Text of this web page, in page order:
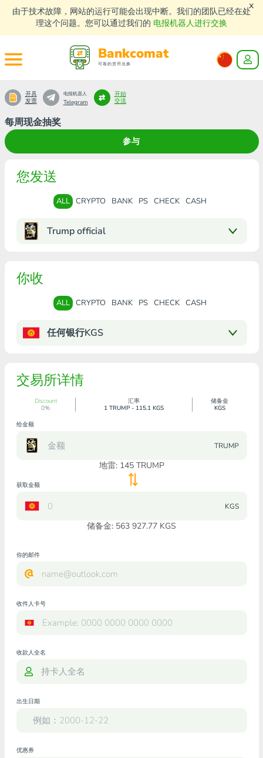
由于技术故障，网站的运行可能会出现中断。我们的团队已经在处
理这个问题。您可以通过我们的 电报机器人进行交换
x
Bankcomat
可靠的货币兑换
每周现金抽奖
参与
开具
发票
电报机器人
Telegram
开始
交流
您发送
ALL CRYPTO BANK PS CHECK CASH
Trump official
你收
ALL CRYPTO BANK PS CHECK CASH
任何银行KGS
交易所详情
Discount
0%
汇率
1 TRUMP - 115.1 KGS
储备金
KGS
给金额
TRUMP
地雷: 145TRUMP
获取金额
KGS
储备金: 563 927.77 KGS
你的邮件
收件人卡号
收款人全名
出生日期
优惠券